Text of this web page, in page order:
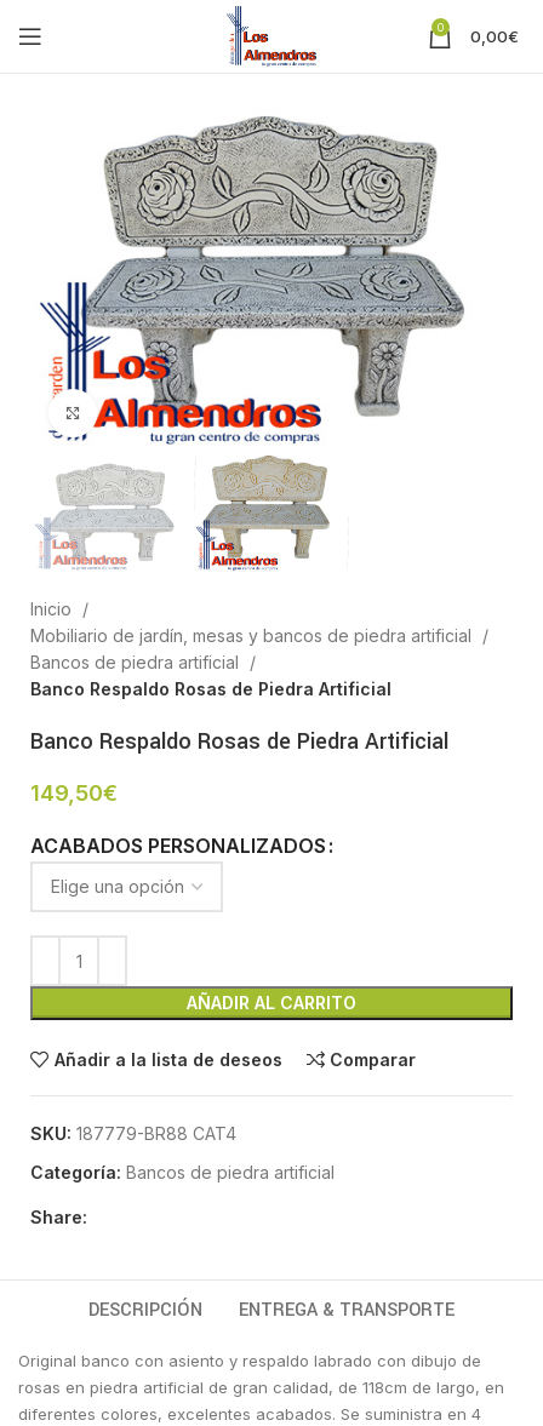
0 0,00€
Clic para ampliar
Inicio
Mobiliario de jardín, mesas y bancos de piedra artificial
Bancos de piedra artificial
Banco Respaldo Rosas de Piedra Artificial
Banco Respaldo Rosas de Piedra Artificial
149,50€
ACABADOS PERSONALIZADOS
AÑADIR AL CARRITO
Añadir a la lista de deseos Comparar
SKU: 187779-BR88 CAT4
Categoría: Bancos de piedra artificial
Share:
DESCRIPCIÓN ENTREGA & TRANSPORTE
Original banco con asiento y respaldo labrado con dibujo de
rosas en piedra artificial de gran calidad, de 118cm de largo, en
diferentes colores, excelentes acabados. Se suministra en 4